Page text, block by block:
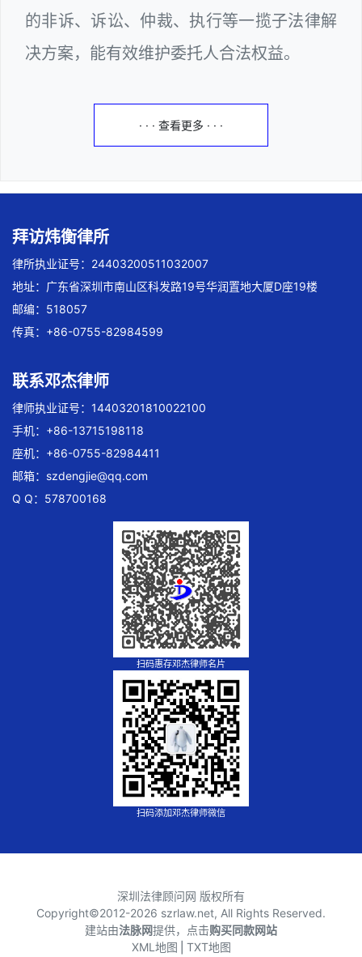
的非诉、诉讼、仲裁、执行等一揽子法律解
决方案，能有效维护委托人合法权益。
· · · 查看更多 · · ·
拜访炜衡律所
律所执业证号：24403200511032007
地址：广东省深圳市南山区科发路19号华润置地大厦D座19楼
邮编：518057
传真：+86-0755-82984599
联系邓杰律师
律师执业证号：14403201810022100
手机：+86-13715198118
座机：+86-0755-82984411
邮箱： szdengjie@qq.com
Q Q：578700168
扫码惠存邓杰律师名片
扫码添加邓杰律师微信
深圳法律顾问网 版权所有
Copyright©2012-2026 szrlaw.net, All Rights Reserved.
建站由法脉网提供，点击购买同款网站
XML地图 TXT地图